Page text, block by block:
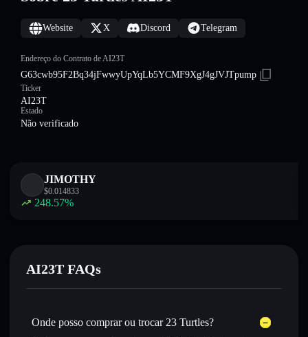
Website X Discord Telegram
Endereço do Contrato de AI23T
G63cwb95F2Bq34jFwwyUpYqLb5YCMF9XgJ4gJVJTpump
Ticker
AI23T
Estado
Não verificado
JIMOTHY
$0.014833
248.57%
AI23T FAQs
Onde posso comprar ou trocar 23 Turtles?